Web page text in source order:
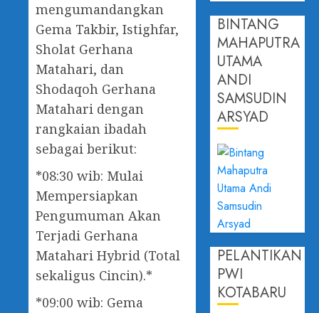
mengumandangkan
Gema Takbir, Istighfar,
Sholat Gerhana
Matahari, dan
Shodaqoh Gerhana
Matahari dengan
rangkaian ibadah
sebagai berikut:
*08:30 wib: Mulai
Mempersiapkan
Pengumuman Akan
Terjadi Gerhana
Matahari Hybrid (Total
sekaligus Cincin).*
*09:00 wib: Gema
BINTANG
MAHAPUTRA
UTAMA
ANDI
SAMSUDIN
ARSYAD
PELANTIKAN
PWI
KOTABARU